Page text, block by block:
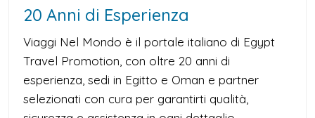
20 Anni di Esperienza
Viaggi Nel Mondo è il portale italiano di Egypt
Travel Promotion, con oltre 20 anni di
esperienza, sedi in Egitto e Oman e partner
selezionati con cura per garantirti qualità,